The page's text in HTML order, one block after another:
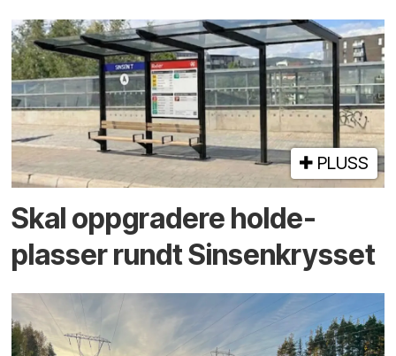
PLUSS
Skal oppgradere holde­
plasser rundt Sinsenkrysset